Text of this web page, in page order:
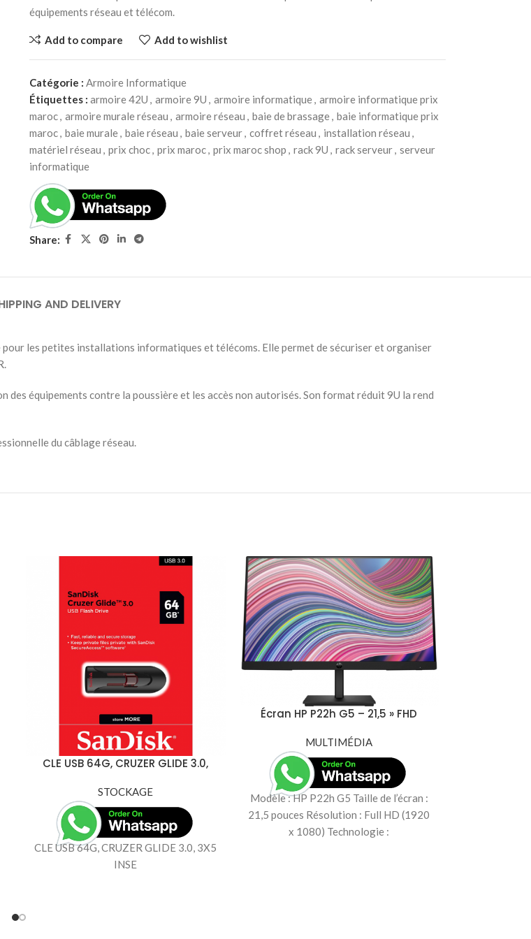
équipements réseau et télécom.
Add to compare Add to wishlist
Catégorie : Armoire Informatique
Étiquettes : armoire 42U , armoire 9U , armoire informatique, armoire informatique prix
maroc, armoire murale réseau , armoire réseau , baie de brassage, baie informatique prix
maroc, baie murale, baie réseau , baie serveur, coffret réseau , installation réseau ,
matériel réseau , prix choc, prix maroc, prix maroc shop , rack 9U , rack serveur, serveur
informatique
Share:
AND DELIVERY
les petites installations informatiques et télécoms. Elle permet de sécuriser et organiser
équipements contre la poussière et les accès non autorisés. Son format réduit 9U la rend
du câblage réseau.
CLE USB 64G, CRUZER GLIDE 3.0,
STOCKAGE
CLE USB 64G, CRUZER GLIDE 3.0, 3X5
INSE
Écran HP P22h G5 – 21,5 » FHD
MULTIMÉDIA
Modèle : HP P22h G5 Taille de l’écran :
21,5 pouces Résolution : Full HD (1920
x 1080) Technologie :